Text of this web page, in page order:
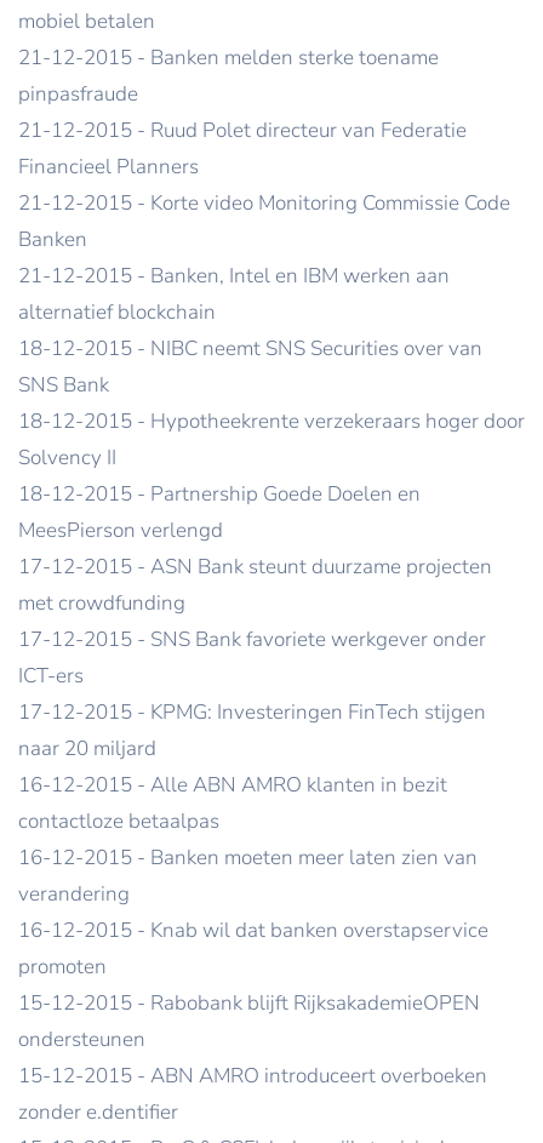
mobiel betalen
21-12-2015 - Banken melden sterke toename
pinpasfraude
21-12-2015 - Ruud Polet directeur van Federatie
Financieel Planners
21-12-2015 - Korte video Monitoring Commissie Code
Banken
21-12-2015 - Banken, Intel en IBM werken aan
alternatief blockchain
18-12-2015 - NIBC neemt SNS Securities over van
SNS Bank
18-12-2015 - Hypotheekrente verzekeraars hoger door
Solvency II
18-12-2015 - Partnership Goede Doelen en
MeesPierson verlengd
17-12-2015 - ASN Bank steunt duurzame projecten
met crowdfunding
17-12-2015 - SNS Bank favoriete werkgever onder
ICT-ers
17-12-2015 - KPMG: Investeringen FinTech stijgen
naar 20 miljard
16-12-2015 - Alle ABN AMRO klanten in bezit
contactloze betaalpas
16-12-2015 - Banken moeten meer laten zien van
verandering
16-12-2015 - Knab wil dat banken overstapservice
promoten
15-12-2015 - Rabobank blijft RijksakademieOPEN
ondersteunen
15-12-2015 - ABN AMRO introduceert overboeken
zonder e.dentifier